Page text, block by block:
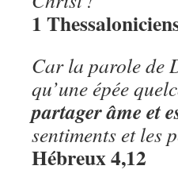
1
Car la parole de
qu’une épée
partager âme et
sentiments et les
Hébreux 4,12